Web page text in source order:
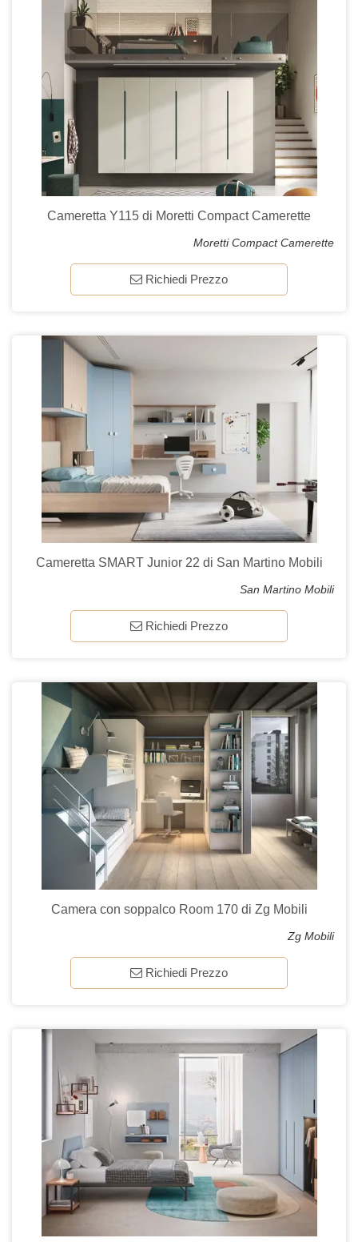
Cameretta Y115 di Moretti Compact Camerette
Moretti Compact Camerette
Richiedi Prezzo
Cameretta SMART Junior 22 di San Martino Mobili
San Martino Mobili
Richiedi Prezzo
Camera con soppalco Room 170 di Zg Mobili
Zg Mobili
Richiedi Prezzo